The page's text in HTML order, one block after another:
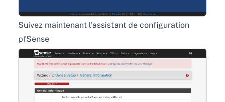
Suivez maintenant l'assistant de configuration
pfSense